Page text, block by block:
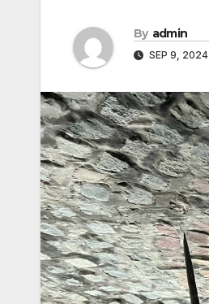
By admin
SEP 9, 2024